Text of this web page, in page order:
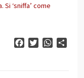
‘sniffa’ come
FacebookTwitter